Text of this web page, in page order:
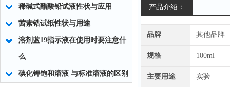
稀碱式醋酸铅试液性状与应用
茜素锆试纸性状与用途
溶剂蓝19指示液在使用时要注意什
么
碘化钾饱和溶液 与标准溶液的区别
产品介绍：
品牌 其他品牌
规格 100ml
主要用途 实验